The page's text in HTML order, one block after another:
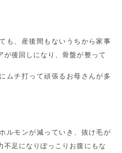
も、産後間もないうちから家事
が後回しになり、骨盤が整って
ムチ打って頑張るお母さんが多
ルモンが減っていき、抜け毛が
不足になりぽっこりお腹にもな